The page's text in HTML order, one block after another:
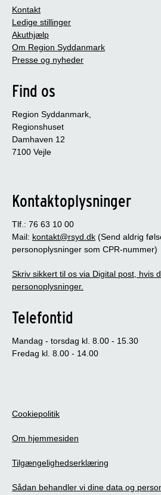
Kontakt
Ledige stillinger
Akuthjælp
Om Region Syddanmark
Presse og nyheder
Find os
Region Syddanmark,
Regionshuset
Damhaven 12
7100 Vejle
Kontaktoplysninger
Tlf.: 76 63 10 00
Mail: kontakt@rsyd.dk (Send aldrig
personoplysninger som CPR-nummer)
Skriv sikkert til os via Digital post, hvis
personoplysninger.
Telefontid
Mandag - torsdag kl. 8.00 - 15.30
Fredag kl. 8.00 - 14.00
Cookiepolitik
Om hjemmesiden
Tilgængelighedserklæring
Sådan behandler vi dine data og